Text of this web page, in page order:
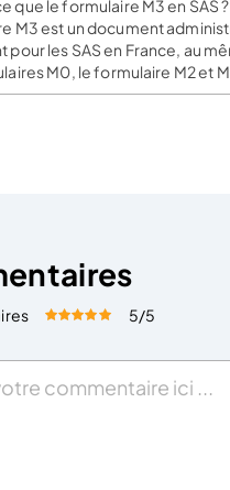
que le formulaire M3 en SAS
M3 est un document
pour les SAS en France, au
M0, le formulaire M2 et
particulière dans la vie
Évaluez cet article:
5/5